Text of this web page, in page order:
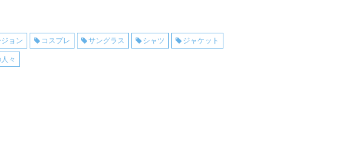
ョン コスプレ サングラス シャツ ジャケット
々